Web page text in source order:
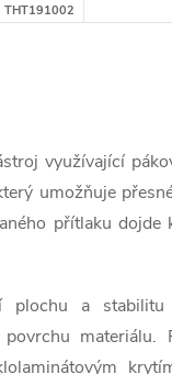
THT191002
využívající
umožňuje
přítlaku dojde
plochu a
materiálu.